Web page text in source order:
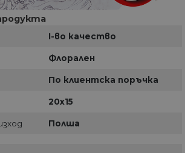
I-во качество
Флорален
По клиентска поръчка
20х15
Полша